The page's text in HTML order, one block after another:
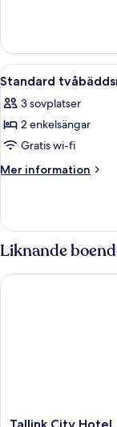
säng
(with
sofabed)
-
queensize-
(with
sofabed)
Öppna
alla
foton
för
Standard
tvåbäddsrum
6
Standard
3 sovplatser
2 enkelsängar
Gratis wi-fi
Mer information
Mer
tvåbäddsrum
(with
sofabed)
Liknande
Tallink
Tallink City Hotel